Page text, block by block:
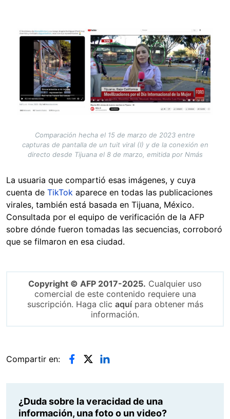
Image
Comparación hecha el 15 de marzo de 2023 entre
capturas de pantalla de un tuit viral (I) y de la conexión en
directo desde Tijuana el 8 de marzo, emitida por Nmás
La usuaria que compartió esas imágenes, y cuya
cuenta de TikTok aparece en todas las publicaciones
virales, también está basada en Tijuana, México.
Consultada por el equipo de verificación de la AFP
sobre dónde fueron tomadas las secuencias, corroboró
que se filmaron en esa ciudad.
Copyright © AFP 2017-2025. Cualquier uso
comercial de este contenido requiere una
suscripción. Haga clic aquípara obtener más
información.
Compartir en:
¿Duda sobre la veracidad de una
información, una foto o un video?